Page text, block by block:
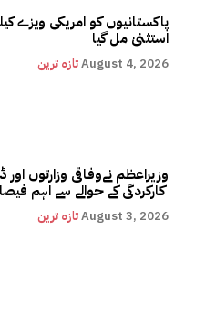
پاکستانیوں کو امریکی ویزے
استثنیٰ مل گیا
تازہ ترینAugust 4, 2026
وزیراعظم نےوفاقی وزارتوں اور
کارکردگی کے حوالے سے اہم فیصلہ کر لیا
تازہ ترینAugust 3, 2026